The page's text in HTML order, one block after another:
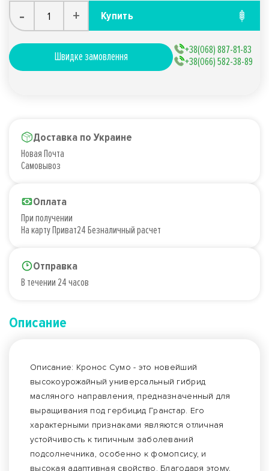
- + Купить
Швидке замовлення
+38(068) 887-81-83
+38(066) 582-38-89
Доставка по Украине
Новая Почта
Самовывоз
Оплата
При получении
На карту Приват24 Безналичный расчет
Отправка
В течении 24 часов
Описание
Описание: Кронос Сумо - это новейший
высокоурожайный универсальный гибрид
масляного направления, предназначенный для
выращивания под гербицид Гранстар. Его
характерными признаками являются отличная
устойчивость к типичным заболеваний
подсолнечника, особенно к фомопсису, и
высокая адаптивная свойство. Благодаря этому,